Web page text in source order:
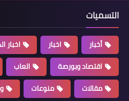
التسميات
أخبار اخبار اخبار
اقتصاد وبورصة
العاب
مقالات
منوعات